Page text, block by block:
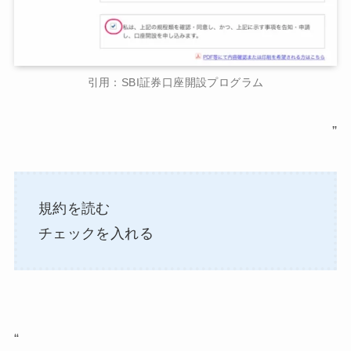
引用：SBI証券口座開設プログラム
”
規約を読む
チェックを入れる
“